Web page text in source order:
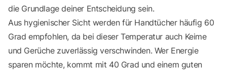
die Grundlage deiner Entscheidung sein.
Aus hygienischer Sicht werden für Handtücher häufig 60
Grad empfohlen, da bei dieser Temperatur auch Keime
und Gerüche zuverlässig verschwinden. Wer Energie
sparen möchte, kommt mit 40 Grad und einem guten